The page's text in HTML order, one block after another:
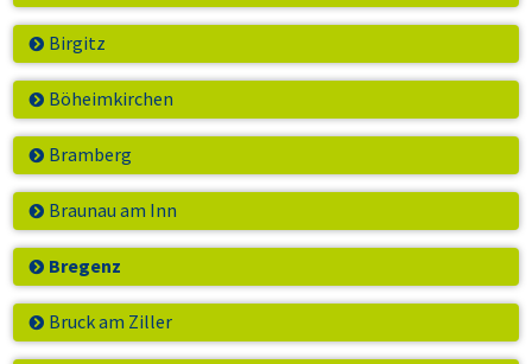
Birgitz
Böheimkirchen
Bramberg
Braunau am Inn
Bregenz
Bruck am Ziller